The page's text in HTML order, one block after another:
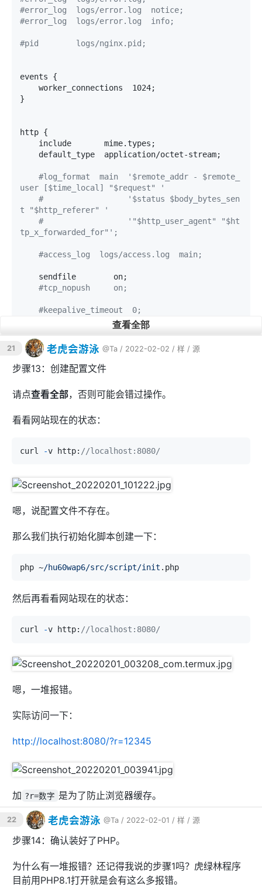
#error_log  logs/error.log  notice;
#error_log  logs/error.log  info;
#pid        logs/nginx.pid;
events {
}
http {
#log_format  main  '$remote_addr - $remote_
user [$time_local] "$request" '
#                  '$status $body_bytes_sen
t "$http_referer" '
#                  '"$http_user_agent" "$ht
tp_x_forwarded_for"';
#access_log  logs/access.log  main;
#tcp_nopush     on;
#keepalive_timeout  0;
#gzip  on;
    server {
        server_name  localhost;
            root   /data/data/com.termux/files/
usr/share/nginx/html;
hp;
#error_page  404              /404.htm
#
        location = /50x.html {
        }
# proxy the PHP scripts to Apache liste
#
#location ~ \.php$ {
#}
# pass the PHP scripts to FastCGI serve
r listening on 127.0.0.1:9000
        location ~ [^/]\.php(/|$) {
            root   /data/data/com.termux/files/
usr/share/nginx/html;
            fastcgi_pass   unix:/data/data/com.
termux/files/usr/var/run/php-fpm.sock;
            fastcgi_param  SCRIPT_FILENAME  /sc
ripts$fastcgi_script_name;
            include        fastcgi_params;
查看全部
21 老虎会游泳 @Ta / 2022-02-02 / 样 / 源
步骤13：创建配置文件
请点查看全部，否则可能会错过操作。
看看网站现在的状态：
curl -v http: //localhost:8080/
嗯，说配置文件不存在。
那么我们执行初始化脚本创建一下：
php ~/hu60wap6/src/script/init .php
然后再看看网站现在的状态：
curl -v http: //localhost:8080/
嗯，一堆报错。
实际访问一下：
http://localhost:8080/?r=12345
加 ?r=数字 是为了防止浏览器缓存。
22 老虎会游泳 @Ta / 2022-02-01 / 样 / 源
步骤14：确认装好了PHP。
为什么有一堆报错？还记得我说的步骤1吗？虎绿林程序
目前用PHP8.1打开就是会有这么多报错。